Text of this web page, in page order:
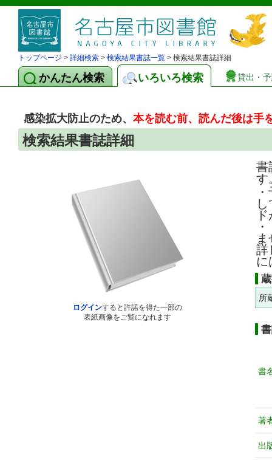
トップページ > 詳細検索 > 検索結果書誌一覧 > 検索結果書誌詳細
かんたん検索 いろいろ検索 貸出・
感染拡大防止のため、本を読む前、読んだ後は手
検索結果書誌詳細
ログインすると許諾を得た一部の
表紙画像をご覧になれます
書
す
詳
に
所
書
著
出